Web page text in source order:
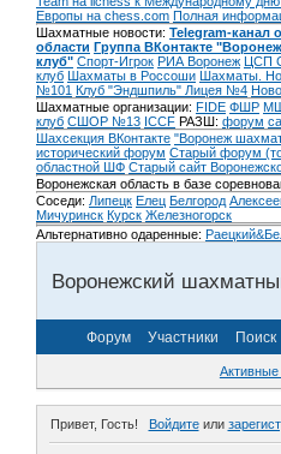
Европы на chess.com Полная
Шахматные новости: Telegram-канал
области Группа ВКонтакте
клуб" Спорт-Игрок РИА Воронеж ЦСП
клуб Шахматы в Россоши Шахматы.
№101 Клуб "Эндшпиль" Лицея №4
Шахматные организации: FIDE ФШР
клуб СШОР №13 ICCF РАЗШ: форум
Шахсекция ВКонтакте "Воронеж
исторический форум Cтарый форум
областной ШФ Старый сайт
Воронежская область в базе
Соседи: Липецк Елец Белгород
Мичуринск Курск Железногорск
Альтернативно одаренные:
Воронежский
Форум Участники Поиск
Привет, Гость! Войдитеили